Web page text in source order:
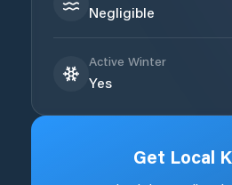
Negligible
Active Winter
Yes
Get Local